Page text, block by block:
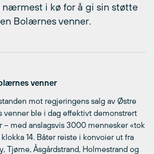
i kø for å gi sin støtte
Bolærnes venner.
venner
mot regjeringens salg av Østre
ble i dag effektivt demonstrert
– med anslagsvis 3000 mennesker «tok
14. Båter reiste i konvoier ut fra
Tjøme, Åsgårdstrand, Holmestrand og